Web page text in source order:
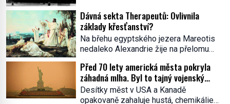
mohl cokoliv házet. A když se […]
oltáře je duch mnicha ze 16. století s
bílým závojem přes obličej, který
pravděpodobně zakrývá lepru nebo jiné
znetvoření. Jiní jsou skeptičtí a považují
vše za podvod. Jak vlastně vznikla
jedna z nejslavnějších duchařských
fotek? Moderní vyšetřovatelé
paranormálních […]
Dávná sekta Therapeutů: Ovlivnila
základy křesťanství?
Na břehu egyptského jezera Mareotis
nedaleko Alexandrie žije na přelomu
žen. Každý obývá vlastní celu, kde se
věnuje modlitbě, meditaci a studiu textů,
a někdy dlouhé dny nic nepozře. Pro
skupinu se ujme název Therapeuté, a
Před 70 lety americká města pokryla
záhadná mlha. Byl to tajný vojenský
experiment!
Desítky měst v USA a Kanadě
opakovaně zahaluje hustá, chemikáliemi